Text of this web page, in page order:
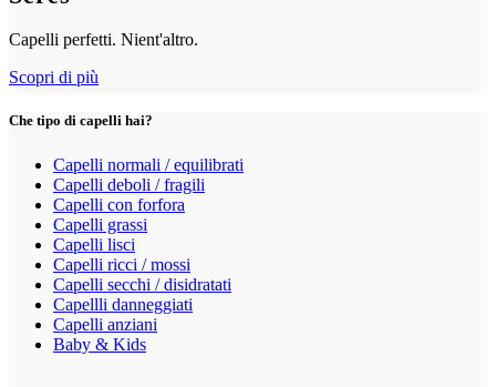
Capelli perfetti. Nient'altro.
Scopri di più
Che tipo di capelli hai?
Capelli normali / equilibrati
Capelli deboli / fragili
Capelli con forfora
Capelli grassi
Capelli lisci
Capelli ricci / mossi
Capelli secchi / disidratati
Capellli danneggiati
Capelli anziani
Baby & Kids